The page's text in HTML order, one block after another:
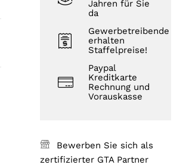
Jahren für Sie
da
Gewerbetreibende
erhalten
Staffelpreise!
Paypal
Kreditkarte
Rechnung und
Vorauskasse
Bewerben Sie sich als
zertifizierter GTA Partner